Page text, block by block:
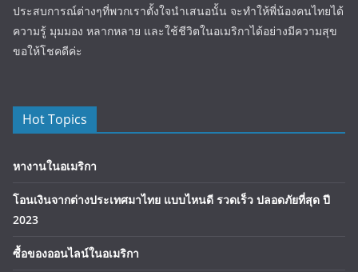
ประสบการณ์ต่างๆที่พวกเราตั้งใจนำเสนอนั้น จะทำให้พี่น้องคนไทยได้
ความรู้ มุมมอง หลากหลาย และใช้ชีวิตในอเมริกาได้อย่างมีความสุข
ขอให้โชคดีค่ะ
Hot Topics
หางานในอเมริกา
โอนเงินจากต่างประเทศมาไทย แบบไหนดี รวดเร็ว ปลอดภัยที่สุด ปี
2023
ซื้อของออนไลน์ในอเมริกา